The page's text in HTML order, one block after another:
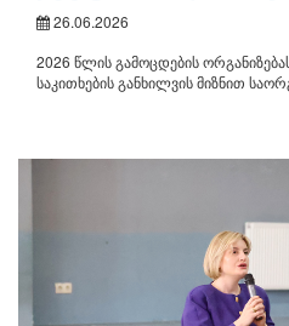
26.06.2026
2026 წლის გამოცდების
საკითხების განხილვის მიზნით